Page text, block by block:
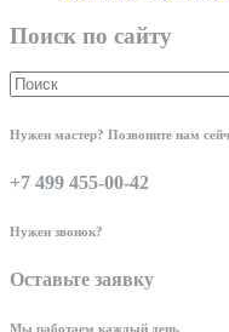
Поиск по сайту
Нужен мастер? Позвоните нам
+7 499 455-00-42
Нужен звонок?
Оставьте заявку
Мы работаем каждый день